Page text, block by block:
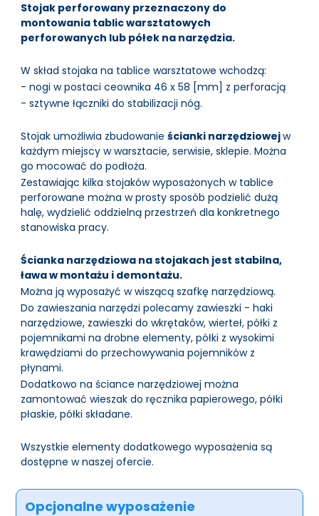
Stojak perforowany przeznaczony do
montowania tablic warsztatowych
perforowanych lub półek na narzędzia.
W skład stojaka na tablice warsztatowe wchodzą:
- nogi w postaci ceownika 46 x 58 [mm] z perforacją
- sztywne łączniki do stabilizacji nóg.
Stojak umożliwia zbudowanieścianki narzędziowejw
każdym miejscy w warsztacie, serwisie, sklepie. Można
go mocować do podłoża.
Zestawiając kilka stojaków wyposażonych w tablice
perforowane można w prosty sposób podzielić dużą
halę, wydzielić oddzielną przestrzeń dla konkretnego
stanowiska pracy.
Ścianka narzędziowa na stojakach jest stabilna,
ława w montażu i demontażu.
Można ją wyposażyć w wiszącą szafkę narzędziową.
Do zawieszania narzędzi polecamy zawieszki - haki
narzędziowe, zawieszki do wkrętaków, wierteł, półki z
pojemnikami na drobne elementy, półki z wysokimi
krawędziami do przechowywania pojemników z
płynami.
Dodatkowo na ściance narzędziowej można
zamontować wieszak do ręcznika papierowego, półki
płaskie, półki składane.
Wszystkie elementy dodatkowego wyposażenia są
dostępne w naszej ofercie.
Opcjonalne wyposażenie